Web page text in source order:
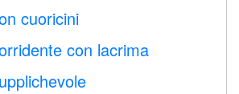
cuoricini
con lacrima